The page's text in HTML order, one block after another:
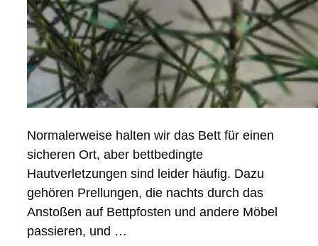
Normalerweise halten wir das Bett für einen
sicheren Ort, aber bettbedingte
Hautverletzungen sind leider häufig. Dazu
gehören Prellungen, die nachts durch das
Anstoßen auf Bettpfosten und andere Möbel
passieren, und …